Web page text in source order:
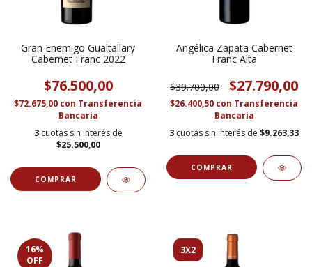
Gran Enemigo Gualtallary
Cabernet Franc 2022
$76.500,00
$72.675,00 con Transferencia
Bancaria
3 cuotas sin interés de
$25.500,00
Angélica Zapata Cabernet
Franc Alta
$39.700,00 $27.790,00
$26.400,50 con Transferencia
Bancaria
3 cuotas sin interés de $9.263,33
16%
OFF
3X2